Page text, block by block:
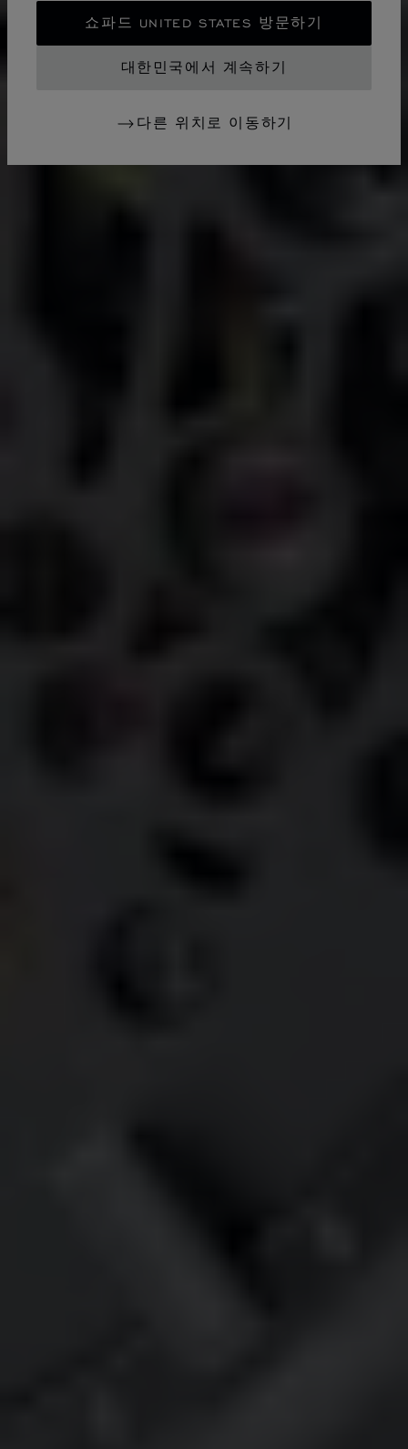
쇼파드 UNITED STATES 방문하기
대한민국에서 계속하기
다른 위치로 이동하기